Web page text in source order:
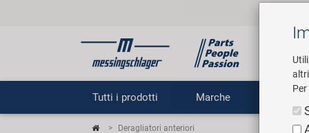
Tutti i prodotti Marche
Deragliatori anteriori